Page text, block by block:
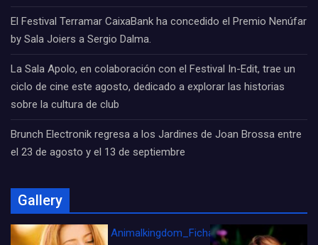
El Festival Terramar CaixaBank ha concedido el Premio Nenúfar
by Sala Joiers a Sergio Dalma.
La Sala Apolo, en colaboración con el Festival In-Edit, trae un
ciclo de cine este agosto, dedicado a explorar las historias
sobre la cultura de club
Brunch Electronik regresa a los Jardines de Joan Brossa entre
el 23 de agosto y el 13 de septiembre
Gallery
Animalkingdom_FichaCine